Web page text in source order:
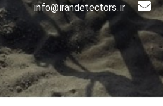
info@irandetectors.ir